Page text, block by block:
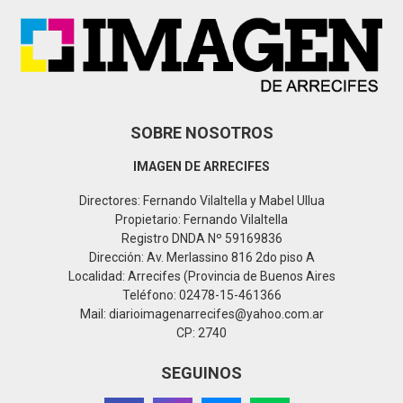
SOBRE NOSOTROS
IMAGEN DE ARRECIFES
Directores: Fernando Vilaltella y Mabel Ullua
Propietario: Fernando Vilaltella
Registro DNDA Nº 59169836
Dirección: Av. Merlassino 816 2do piso A
Localidad: Arrecifes (Provincia de Buenos Aires
Teléfono: 02478-15-461366
Mail: diarioimagenarrecifes@yahoo.com.ar
CP: 2740
SEGUINOS